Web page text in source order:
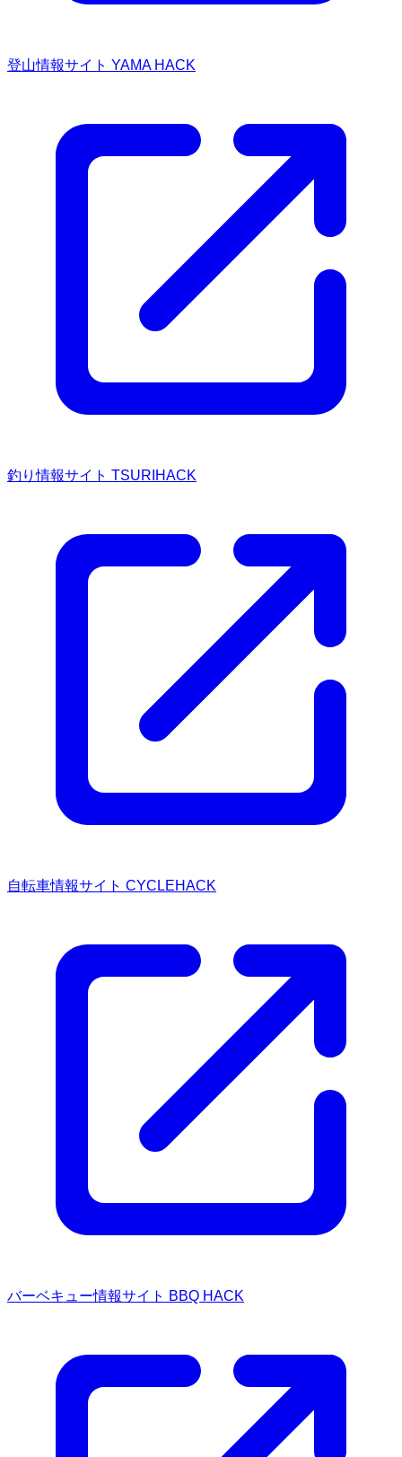
登山情報サイト YAMA HACK
釣り情報サイト TSURIHACK
自転車情報サイト CYCLEHACK
バーベキュー情報サイト BBQ HACK